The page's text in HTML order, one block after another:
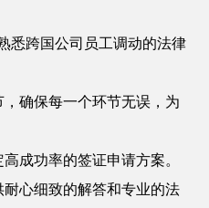
悉跨国公司员工调动的法律
确保每一个环节无误，为
成功率的签证申请方案。
心细致的解答和专业的法